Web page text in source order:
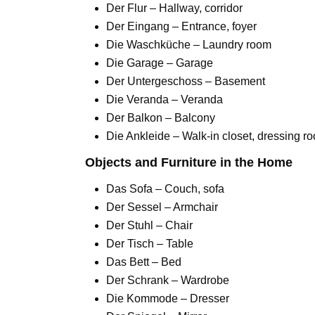
Der Flur – Hallway, corridor
Der Eingang – Entrance, foyer
Die Waschküche – Laundry room
Die Garage – Garage
Der Untergeschoss – Basement
Die Veranda – Veranda
Der Balkon – Balcony
Die Ankleide – Walk-in closet, dressing
Objects and Furniture in the Home
Das Sofa – Couch, sofa
Der Sessel – Armchair
Der Stuhl – Chair
Der Tisch – Table
Das Bett – Bed
Der Schrank – Wardrobe
Die Kommode – Dresser